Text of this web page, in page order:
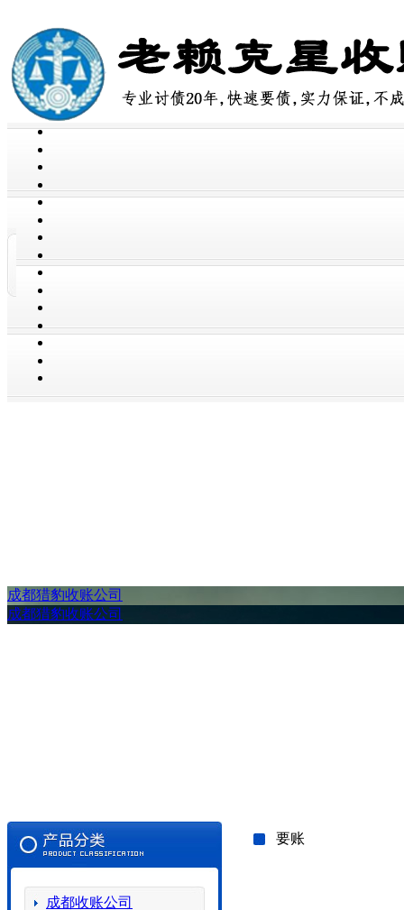
成都猎豹收账公司
成都猎豹收账公司
成都收账公司
要账